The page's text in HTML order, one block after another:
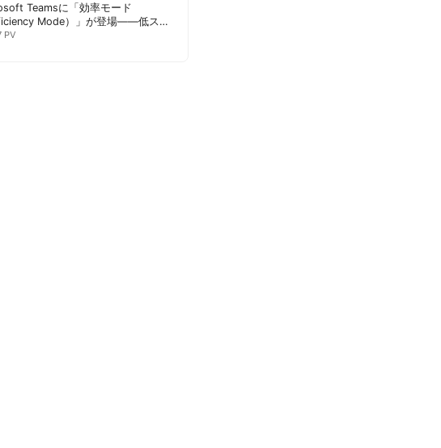
Teamsに「効率モード
Mode）」が登場——低スペ
末でのリソース消費を自動最適化 |
PV